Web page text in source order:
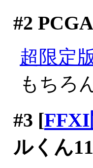
#2 PCGA
超限定
もちろ
#3 [FFXI
ルくん